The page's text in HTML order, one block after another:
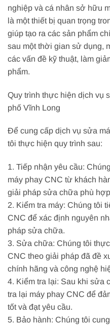
nghiệp và cá nhân sở hữu
là một thiết bị quan trọng
giúp tạo ra các sản phẩm
sau một thời gian sử dụng,
các vấn đề kỹ thuật, làm
phẩm.
Quy trình thực hiện dịch vụ
phố Vĩnh Long
Để cung cấp dịch vụ sửa
tôi thực hiện quy trình sau:
1. Tiếp nhận yêu cầu:
máy phay CNC từ khách
giải pháp sửa chữa phù
2. Kiểm tra máy: Chúng tôi
CNC để xác định nguyên
pháp sửa chữa.
3. Sửa chữa: Chúng tôi
CNC theo giải pháp đã đề
chính hãng và công nghệ
4. Kiểm tra lại: Sau khi sửa
tra lại máy phay CNC để
tốt và đạt yêu cầu.
5. Bảo hành: Chúng tôi